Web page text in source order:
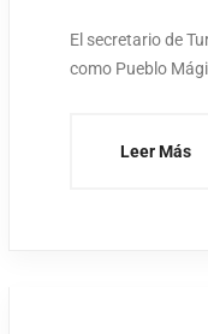
El secretario de
como Pueblo
Leer Más